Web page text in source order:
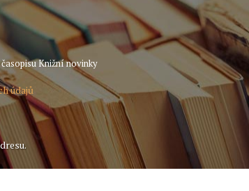
Knižní novinky
údajů